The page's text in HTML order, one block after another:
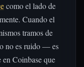
como el lado de
Cuando el
tramos de
no es ruido — es
Coinbase que